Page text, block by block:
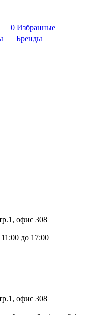
0 Избранные
Бренды
офис 308
до 17:00
офис 308